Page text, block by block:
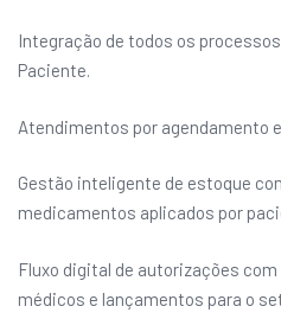
Integração de todos os
Paciente.
Atendimentos por agendamento
Gestão inteligente de estoque
medicamentos aplicados por
Fluxo digital de autorizações
médicos e lançamentos para o